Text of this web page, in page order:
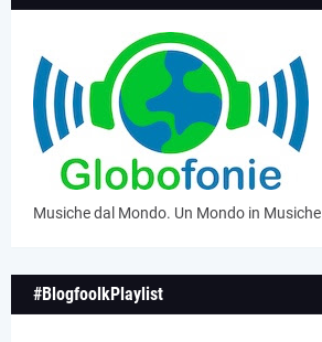
Musiche dal Mondo. Un Mondo in Musiche
#BlogfoolkPlaylist